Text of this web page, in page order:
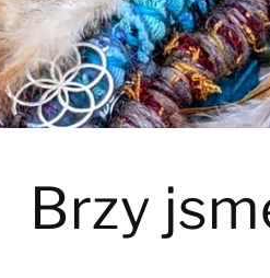
Brzy